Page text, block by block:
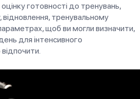
готовності до тренувань,
відновлення, тренувальному
щоб ви могли визначити,
для інтенсивного